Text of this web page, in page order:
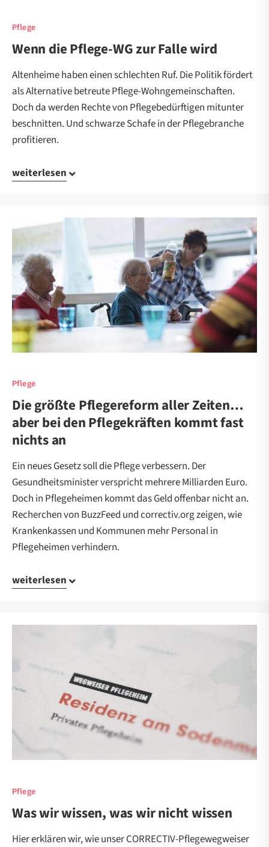
Pflege
Wenn die Pflege-WG zur Falle wird
Altenheime haben einen schlechten Ruf. Die Politik fördert
als Alternative betreute Pflege-Wohngemeinschaften.
Doch da werden Rechte von Pflegebedürftigen mitunter
beschnitten. Und schwarze Schafe in der Pflegebranche
profitieren.
weiterlesen
Pflege
Die größte Pflegereform aller Zeiten…
aber bei den Pflegekräften kommt fast
nichts an
Ein neues Gesetz soll die Pflege verbessern. Der
Gesundheitsminister verspricht mehrere Milliarden Euro.
Doch in Pflegeheimen kommt das Geld offenbar nicht an.
Recherchen von BuzzFeed und correctiv.org zeigen, wie
Krankenkassen und Kommunen mehr Personal in
Pflegeheimen verhindern.
weiterlesen
Pflege
Was wir wissen, was wir nicht wissen
Hier erklären wir, wie unser CORRECTIV-Pflegewegweiser